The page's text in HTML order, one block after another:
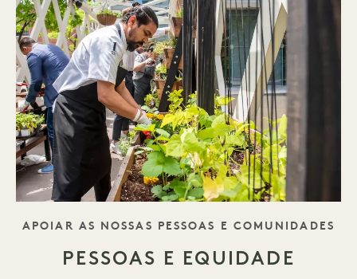
SLOGAN
APOIAR AS NOSSAS PESSOAS E COMUNIDADES
PESSOAS E EQUIDADE